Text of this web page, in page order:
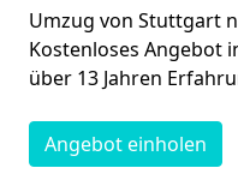
Umzug von Stuttgart
Kostenloses Angebot
über 13 Jahren
Angebot einholen